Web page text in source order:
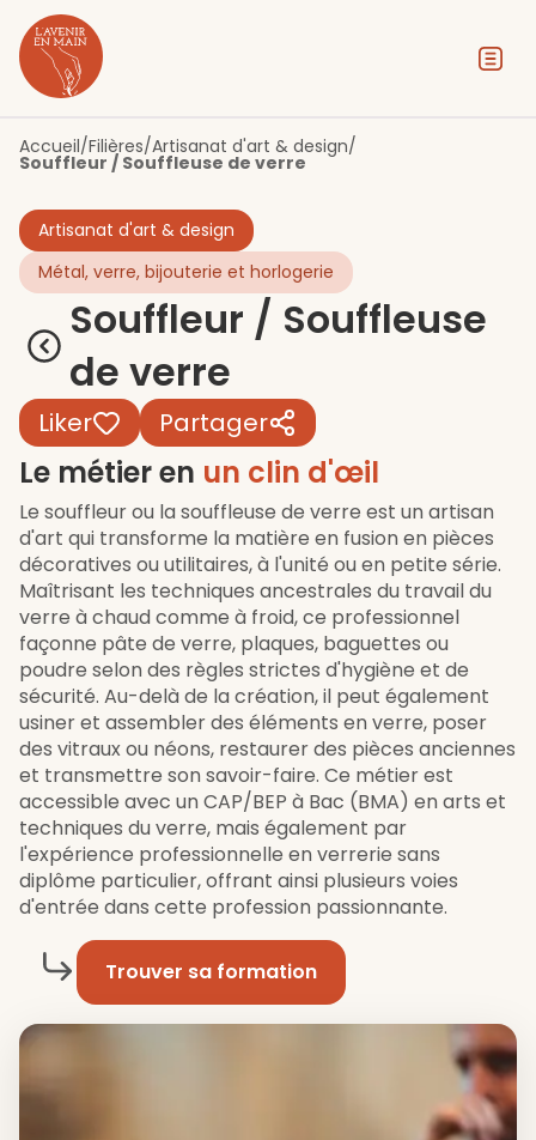
Contenu
Menu
Pied de page
Accueil/Filières/Artisanat d'art & design/
Souffleur / Souffleuse de verre
Artisanat d'art & design
Métal, verre, bijouterie et horlogerie
Souffleur / Souffleuse
de verre
Liker Partager
Le métier en un clin d'œil
Le souffleur ou la souffleuse de verre est un artisan
d'art qui transforme la matière en fusion en pièces
décoratives ou utilitaires, à l'unité ou en petite série.
Maîtrisant les techniques ancestrales du travail du
verre à chaud comme à froid, ce professionnel
façonne pâte de verre, plaques, baguettes ou
poudre selon des règles strictes d'hygiène et de
sécurité. Au-delà de la création, il peut également
usiner et assembler des éléments en verre, poser
des vitraux ou néons, restaurer des pièces anciennes
et transmettre son savoir-faire. Ce métier est
accessible avec un CAP/BEP à Bac (BMA) en arts et
techniques du verre, mais également par
l'expérience professionnelle en verrerie sans
diplôme particulier, offrant ainsi plusieurs voies
d'entrée dans cette profession passionnante.
Trouver sa formation